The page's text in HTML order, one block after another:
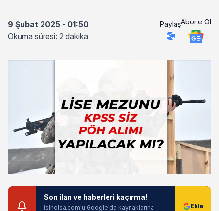
9 Şubat 2025 - 01:50
Okuma süresi: 2 dakika
PaylaşAbone Ol
Son ilan ve haberleri kaçırma!
isinolsa.com'u Google'da kaynaklarına